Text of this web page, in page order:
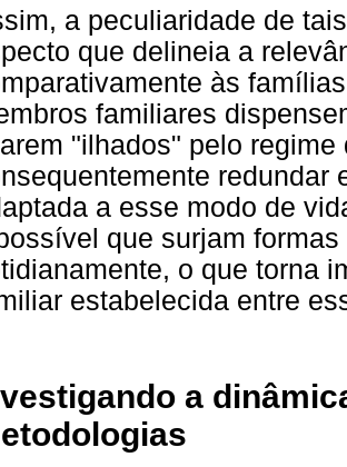
a peculiaridade de
que delineia a
às
familiares
"ilhados" pelo
redundar
a esse modo de
que surjam
o que torna
estabelecida entre
a